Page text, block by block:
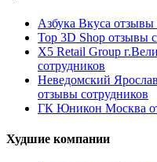
Азбука Вкуса отзывы
Top 3D Shop отзывы
X5 Retail Group
сотрудников
Неведомский
отзывы сотрудников
ГК Юникон Москва
Худшие компании